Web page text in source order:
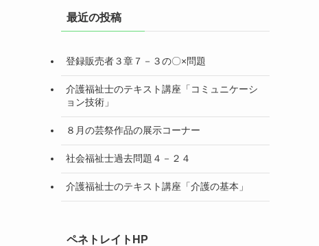
最近の投稿
登録販売者３章７－３の〇×問題
介護福祉士のテキスト講座「コミュニケーシ
ョン技術」
８月の芸祭作品の展示コーナー
社会福祉士過去問題４－２４
介護福祉士のテキスト講座「介護の基本」
ペネトレイトHP